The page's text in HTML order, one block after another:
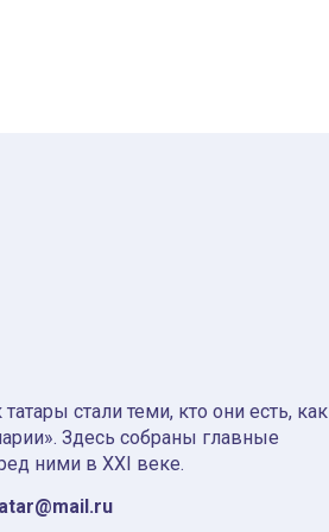
стали теми, кто они есть, как
Здесь собраны главные
ними в XXI веке.